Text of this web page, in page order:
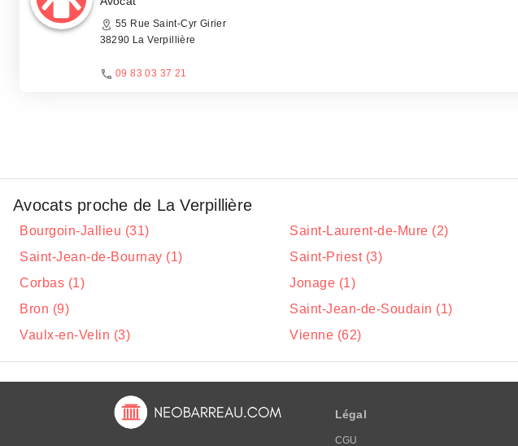
55 Rue Saint-Cyr Girier
38290 La Verpillière
09 83 03 37 21
Avocats proche de La Verpillière
Bourgoin-Jallieu (31) Saint-Laurent-de-Mure (2)
Saint-Jean-de-Bournay (1)
Saint-Priest (3)
Corbas (1)
Jonage (1)
Bron (9)
Saint-Jean-de-Soudain (1)
Vaulx-en-Velin (3)
Vienne (62)
Légal
CGU